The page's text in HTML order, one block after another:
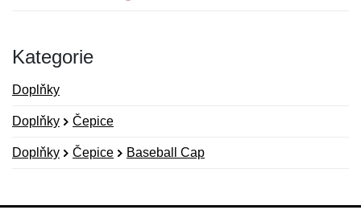
Kategorie
Doplňky
Doplňky Čepice
Doplňky Čepice Baseball Cap